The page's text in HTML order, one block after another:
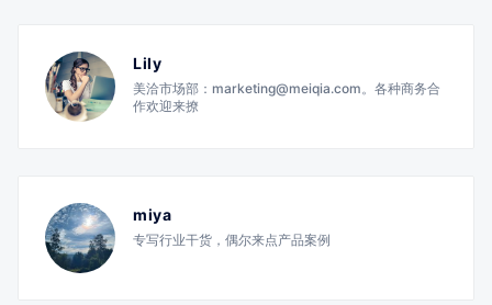
Lily
美洽市场部：marketing@meiqia.com。各种商务合
作欢迎来撩
miya
专写行业干货，偶尔来点产品案例